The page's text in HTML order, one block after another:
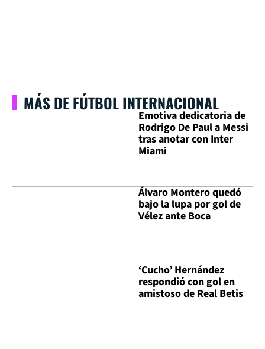
MÁS DE FÚTBOL INTERNACIONAL
Emotiva dedicatoria de
Rodrigo De Paul a Messi
tras anotar con Inter
Miami
Álvaro Montero quedó
bajo la lupa por gol de
Vélez ante Boca
‘Cucho’ Hernández
respondió con gol en
amistoso de Real Betis